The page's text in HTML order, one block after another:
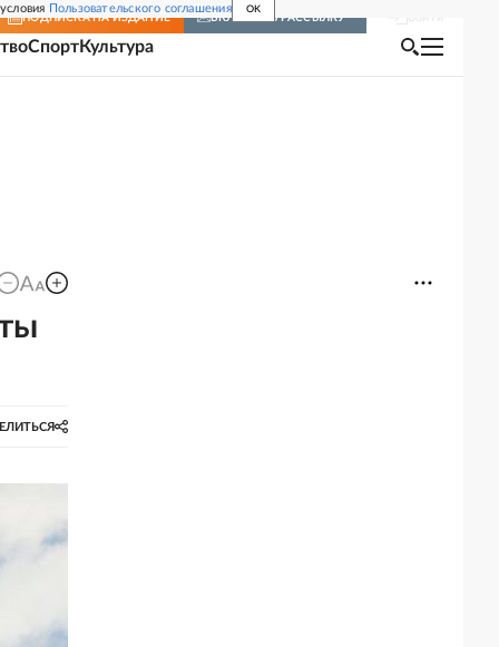
Пользовательского соглашения OK
ПОДПИСКА НА ИЗДАНИЕ ВКЛЮЧИТЬ РАССЫЛКУ
СпортКультура